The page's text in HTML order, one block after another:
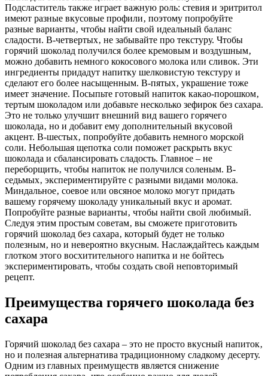
Подсластитель также играет важную роль: стевия и эритритол
имеют разные вкусовые профили‚ поэтому попробуйте
разные варианты‚ чтобы найти свой идеальный баланс
сладости. В-четвертых‚ не забывайте про текстуру. Чтобы
горячий шоколад получился более кремовым и воздушным‚
можно добавить немного кокосового молока или сливок. Эти
ингредиенты придадут напитку шелковистую текстуру и
сделают его более насыщенным. В-пятых‚ украшение тоже
имеет значение. Посыпьте готовый напиток какао-порошком‚
тертым шоколадом или добавьте несколько зефирок без сахара.
Это не только улучшит внешний вид вашего горячего
шоколада‚ но и добавит ему дополнительный вкусовой
акцент. В-шестых‚ попробуйте добавить немного морской
соли. Небольшая щепотка соли поможет раскрыть вкус
шоколада и сбалансировать сладость. Главное – не
переборщить‚ чтобы напиток не получился соленым. В-
седьмых‚ экспериментируйте с разными видами молока.
Миндальное‚ соевое или овсяное молоко могут придать
вашему горячему шоколаду уникальный вкус и аромат.
Попробуйте разные варианты‚ чтобы найти свой любимый.
Следуя этим простым советам‚ вы сможете приготовить
горячий шоколад без сахара‚ который будет не только
полезным‚ но и невероятно вкусным. Наслаждайтесь каждым
глотком этого восхитительного напитка и не бойтесь
экспериментировать‚ чтобы создать свой неповторимый
рецепт.
Преимущества горячего шоколада без
сахара
Горячий шоколад без сахара – это не просто вкусный напиток‚
но и полезная альтернатива традиционному сладкому десерту.
Одним из главных преимуществ является снижение